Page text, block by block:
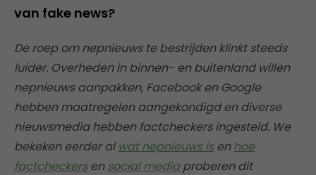
van fake news?
De roep om nepnieuws te bestrijden klinkt steeds
luider. Overheden in binnen- en buitenland willen
nepnieuws aanpakken, Facebook en Google
hebben maatregelen aangekondigd en diverse
nieuwsmedia hebben factcheckers ingesteld. We
bekeken eerder alwat nepnieuws isenhoe
factcheckersensocial mediaproberen dit